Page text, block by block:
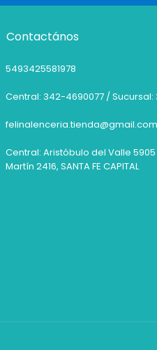
Contactános
5493425581978
Central: 342-4690077 /
felinalenceria.tienda@gmail.com
Central: Aristóbulo del Valle
Martín 2416, SANTA FE CAPITAL